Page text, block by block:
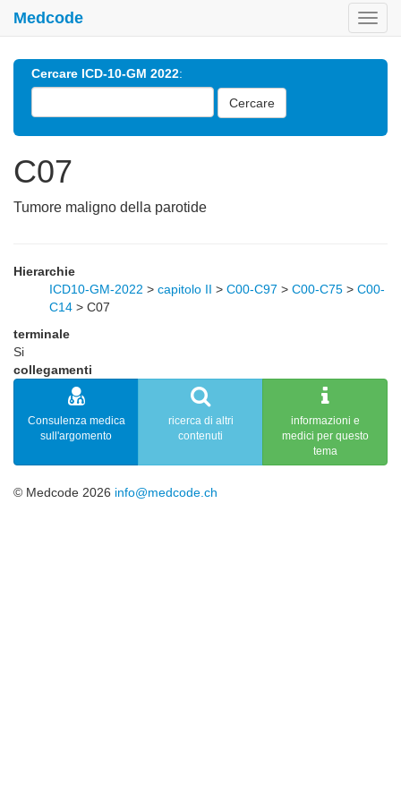
Medcode
Cercare ICD-10-GM 2022:
Cercare
C07
Tumore maligno della parotide
Hierarchie
ICD10-GM-2022 > capitolo II > C00-C97 > C00-C75 > C00-
C14 > C07
terminale
Si
collegamenti
Consulenza medica
sull'argomento
ricerca di altri
contenuti
informazioni e
medici per questo
tema
© Medcode 2026 info@medcode.ch